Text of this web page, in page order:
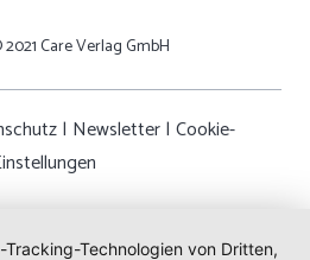
Care Verlag GmbH
| Newsletter| Cookie-
Technologien von Dritten,